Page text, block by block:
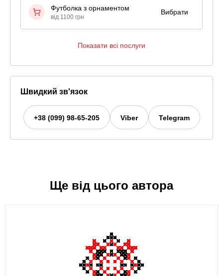
Футболка з орнаментом
від 1100 грн
Вибрати
Показати всі послуги
Швидкий зв'язок
+38 (099) 98-65-205 Viber Telegram
Ще від цього автора